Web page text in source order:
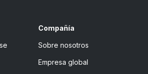
Compañía
Sobre nosotros
Empresa global